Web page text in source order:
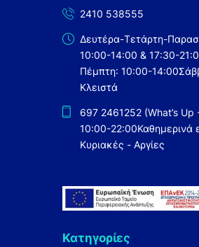
2410 538555
Δευτέρα-Τετάρτη-
10:00-14:00 & 17:30-
Πέμπτη: 10:00-14:00
Κλειστά
697 2461252 (What’s Up
10:00-22:00Καθημερινά
Κυριακές - Αργίες
Κατηγορίες